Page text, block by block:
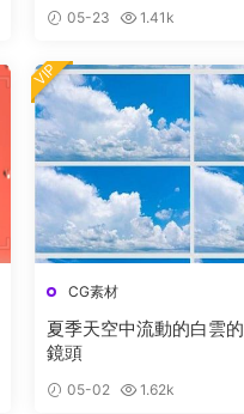
05-23 1.41k
CG素材
夏季天空中流動的白雲
鏡頭
05-02 1.62k
VIP